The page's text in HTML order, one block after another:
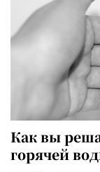
Как вы
горячей